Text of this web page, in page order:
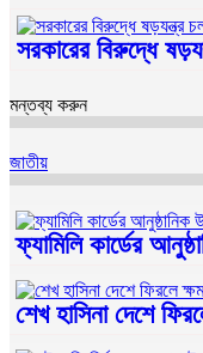
সরকারের বিরুদ্ধে
মন্তব্য করুন
জাতীয়
ফ্যামিলি কার্ডের
শেখ হাসিনা দেশে